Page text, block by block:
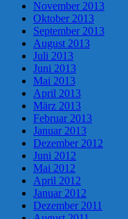
November 2013
Oktober 2013
September 2013
August 2013
Juli 2013
Juni 2013
Mai 2013
April 2013
März 2013
Februar 2013
Januar 2013
Dezember 2012
Juni 2012
Mai 2012
April 2012
Januar 2012
Dezember 2011